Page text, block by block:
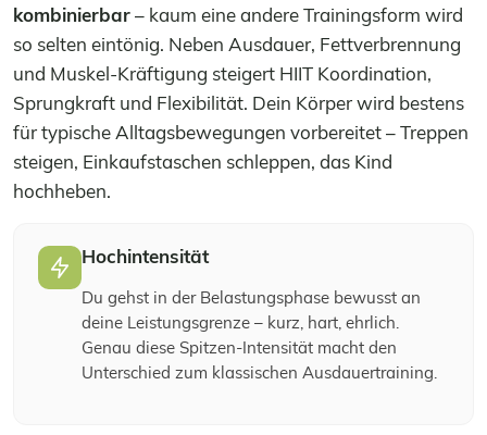
kombinierbar– kaum eine andere Trainingsform wird
so selten eintönig. Neben Ausdauer, Fettverbrennung
und Muskel-Kräftigung steigert HIIT Koordination,
Sprungkraft und Flexibilität. Dein Körper wird bestens
für typische Alltagsbewegungen vorbereitet – Treppen
steigen, Einkaufstaschen schleppen, das Kind
hochheben.
Hochintensität
Du gehst in der Belastungsphase bewusst an
deine Leistungsgrenze – kurz, hart, ehrlich.
Genau diese Spitzen-Intensität macht den
Unterschied zum klassischen Ausdauertraining.